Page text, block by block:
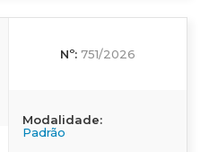
Nº: 751/2026
Modalidade:
Padrão